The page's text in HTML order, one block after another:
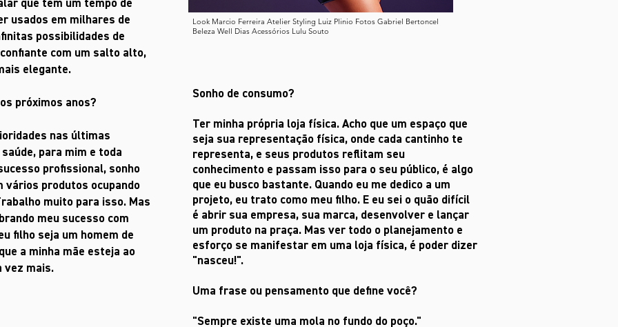
que tem um tempo de
usados em milhares de
possibilidades de
com um salto alto,
elegante.
próximos anos?
nas últimas
para mim e toda
profissional, sonho
vários produtos ocupando
muito para isso. Mas
meu sucesso com
filho seja um homem de
a minha mãe esteja ao
vez mais.
Look Marcio Ferreira Atelier Styling Luiz Plinio Fotos Gabriel Bertoncel
Beleza Well Dias Acessórios Lulu Souto
Sonho de consumo?
Ter minha própria loja física. Acho que um espaço que
seja sua representação física, onde cada cantinho te
representa, e seus produtos reflitam seu
conhecimento e passam isso para o seu público, é algo
que eu busco bastante. Quando eu me dedico a um
projeto, eu trato como meu filho. E eu sei o quão difícil
é abrir sua empresa, sua marca, desenvolver e lançar
um produto na praça. Mas ver todo o planejamento e
esforço se manifestar em uma loja física, é poder dizer
"nasceu!".
Uma frase ou pensamento que define você?
"Sempre existe uma mola no fundo do poço."